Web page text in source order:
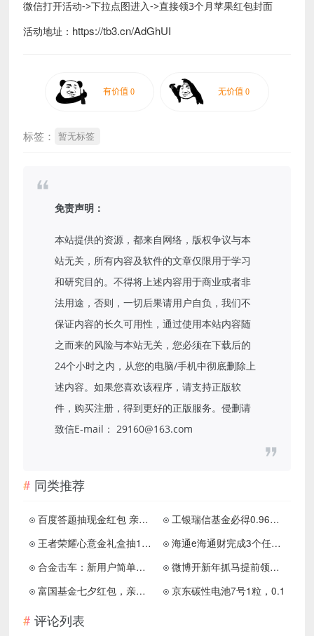
微信打开活动->下拉点图进入->直接领3个月苹果红包封面
活动地址： https://tb3.cn/AdGhUI
标签： 暂无标签
免责声明：
本站提供的资源，都来自网络，版权争议与本
站无关，所有内容及软件的文章仅限用于学习
和研究目的。不得将上述内容用于商业或者非
法用途，否则，一切后果请用户自负，我们不
保证内容的长久可用性，通过使用本站内容随
之而来的风险与本站无关，您必须在下载后的
24个小时之内，从您的电脑/手机中彻底删除上
述内容。如果您喜欢该程序，请支持正版软
件，购买注册，得到更好的正版服务。侵删请
致信E-mail： 29160@163.com
同类推荐
百度答题抽现金红包 亲测中2.8元秒到
工银瑞信基金必得0.96元微信红包活动，每月都能领
王者荣耀心意金礼盒抽1-88元现金红包 亲测中1元秒到
海通e海通财完成3个任务必得0.38-18.8元微信红包
合金击车：新用户简单玩几把免费领1元
微博开新年抓马提前领神秘卡
富国基金七夕红包，亲中0.32元
京东碳性电池7号1粒，0.1
评论列表